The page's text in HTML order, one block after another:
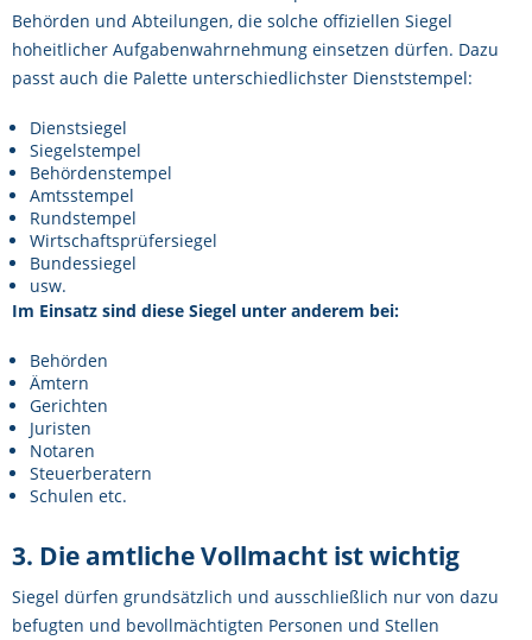
Behörden und Abteilungen, die solche offiziellen Siegel
hoheitlicher Aufgabenwahrnehmung einsetzen dürfen. Dazu
passt auch die Palette unterschiedlichster Dienststempel:
Dienstsiegel
Siegelstempel
Behördenstempel
Amtsstempel
Rundstempel
Wirtschaftsprüfersiegel
Bundessiegel
usw.
Im Einsatz sind diese Siegel unter anderem bei:
Behörden
Ämtern
Gerichten
Juristen
Notaren
Steuerberatern
Schulen etc.
3. Die amtliche Vollmacht ist wichtig
Siegel dürfen grundsätzlich und ausschließlich nur von dazu
befugten und bevollmächtigten Personen und Stellen